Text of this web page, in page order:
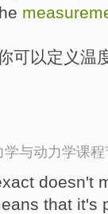
可以定义温
与动力学课
doesn't
that